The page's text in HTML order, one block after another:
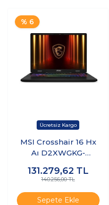
% 6
MSI Crosshair 16 Hx
Aı D2XWGKG-
275HX 16GB Ram 1tb
SSD 8gb RTX5070
Freedos K9
131.279,62 TL
140.256,00 TL
Sepete Ekle